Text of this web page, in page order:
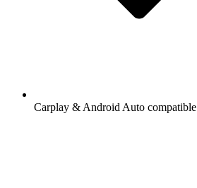
Carplay & Android Auto compatible